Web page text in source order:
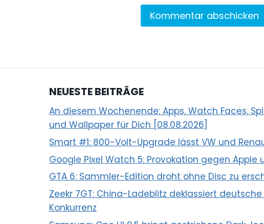
NEUESTE BEITRÄGE
An diesem Wochenende: Apps, Watch Faces,
und Wallpaper für Dich [08.08.2026]
Smart #1: 800-Volt-Upgrade lässt VW und
Google Pixel Watch 5: Provokation gegen Apple
GTA 6: Sammler-Edition droht ohne Disc zu
Zeekr 7GT: China-Ladeblitz deklassiert
Konkurrenz